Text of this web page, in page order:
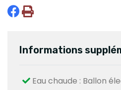
Informations
Eau chaude : Ballon